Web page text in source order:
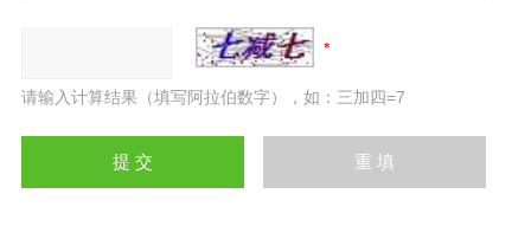
请输入计算结果（填写阿拉伯数字），如：三加四=7